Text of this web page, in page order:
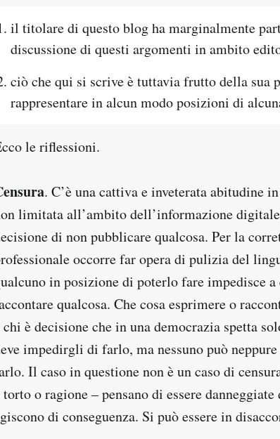
il titolare di questo blog ha marginalmente
discussione di questi argomenti in ambito
ciò che qui si scrive è tuttavia frutto della sua
rappresentare in alcun modo posizioni di
le riflessioni.
. C’è una cattiva e inveterata abitudine
limitata all’ambito dell’informazione
di non pubblicare qualcosa. Per la
occorre far opera di pulizia del
in posizione di poterlo fare impedisce
qualcosa. Che cosa esprimere o
chi è decisione che in una democrazia spetta
impedirgli di farlo, ma nessuno può
Il caso in questione non è un caso di
torto o ragione – pensano di essere
di conseguenza. Si può essere in